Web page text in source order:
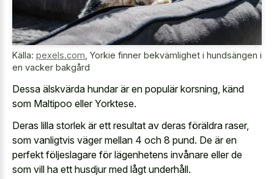
Källa: pexels.com Yorkie finner bekvämlighet i hundsängen i
en vacker bakgård
Dessa älskvärda hundar är en populär korsning, känd
som Maltipoo eller Yorktese.
Deras lilla storlek är ett resultat av deras föräldra raser,
som vanligtvis väger mellan 4 och 8 pund. De är en
perfekt följeslagare för lägenhetens invånare eller de
som vill ha ett husdjur med lågt underhåll.